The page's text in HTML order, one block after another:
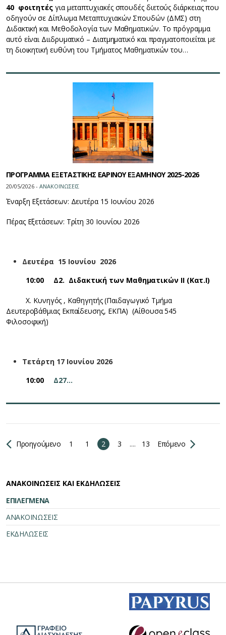
40 φοιτητές για μεταπτυχιακές σπουδές διετούς διάρκειας που
οδηγούν σε Δίπλωμα Μεταπτυχιακών Σπουδών (ΔΜΣ) στη
Διδακτική και Μεθοδολογία των Μαθηματικών. Το πρόγραμμα
αυτό είναι Διιδρυματικό – Διατμηματικό και πραγματοποιείται με
τη διοικητική ευθύνη του Τμήματος Μαθηματικών του…
ΠΡΟΓΡΑΜΜΑ ΕΞΕΤΑΣΤΙΚΗΣ ΕΑΡΙΝΟΥ ΕΞΑΜΗΝΟΥ 2025-2026
20/05/2026 - ΑΝΑΚΟΙΝΩΣΕΙΣ
Έναρξη Εξετάσεων: Δευτέρα 15 Ιουνίου 2026
Πέρας Εξετάσεων: Τρίτη 30 Ιουνίου 2026
Δευτέρα 15 Ιουνίου 2026
10:00
Δ2. Διδακτική των Μαθηματικών ΙΙ (Κατ.Ι)
Χ. Κυνηγός , Καθηγητής (Παιδαγωγικό Τμήμα
Δευτεροβάθμιας Εκπαίδευσης, ΕΚΠΑ) (Αίθουσα 545
Φιλοσοφική)
Τετάρτη 17 Ιουνίου 2026
10:00 Δ27…
Προηγούμενο 1 1 2 3 .... 13 Επόμενο
ΑΝΑΚΟΙΝΩΣΕΙΣ ΚΑΙ ΕΚΔΗΛΩΣΕΙΣ
ΕΠΙΛΕΓΜΕΝΑ
ΑΝΑΚΟΙΝΩΣΕΙΣ
ΕΚΔΗΛΩΣΕΙΣ